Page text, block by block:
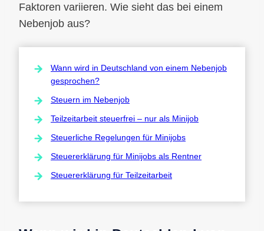
Faktoren variieren. Wie sieht das bei einem
Nebenjob aus?
Wann wird in Deutschland von einem Nebenjob
gesprochen?
Steuern im Nebenjob
Teilzeitarbeit steuerfrei – nur als Minijob
Steuerliche Regelungen für Minijobs
Steuererklärung für Minijobs als Rentner
Steuererklärung für Teilzeitarbeit